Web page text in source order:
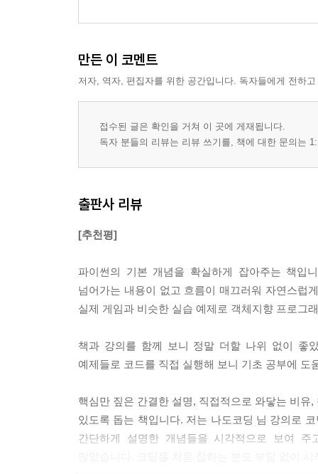
만든 이 코멘트
저자, 역자, 편집자를 위한 공간입니다. 독자들에게 전하
접수된 글은 확인을 거쳐 이 곳에 게재됩니다.
독자 분들의 리뷰는 리뷰 쓰기를, 책에 대한 문의는
출판사 리뷰
[추천평]
파이썬의 기본 개념을 확실하게 잡아주는 책입
넘어가는 내용이 없고 흐름이 매끄러워 자연스럽
실제 게임과 비슷한 실습 예제로 객체지향 프로그
책과 강의를 함께 보니 정말 더할 나위 없이 좋
예제들로 코드를 직접 실행해 보니 기초 공부에 도
핵심만 짚은 간결한 설명, 직접적으로 와닿는 비
있도록 돕는 책입니다. 저는 나도코딩 님 강의로
간단하게 설명한 개념들을 시각적으로 보여